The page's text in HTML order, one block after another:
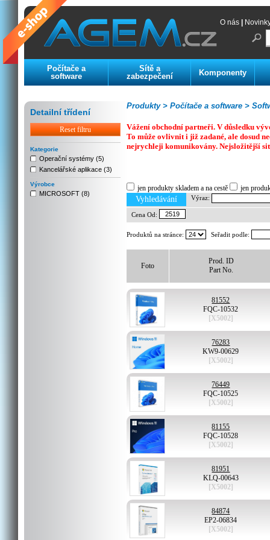
O nás
Počítače a
software
Sítě a
zabezpečení
Komponenty
Detailní třídení
Reset filtru
Kategorie
Operační systémy (5)
Kancelářské aplikace (3)
Výrobce
MICROSOFT (8)
Počítače a software >
Produkty >
Vážení obchodní partneři. V důsledku
To může ovlivnit i již zadané, ale dosud
nejrychleji komunikovány. Nejsložitější
jen produkty skladem a na cestě jen
Vyhledávání Výraz:
Cena Od:
Produktů na stránce: Seřadit podle:
Foto
Prod. ID
Part No.
81552
FQC-10532
[X5002]
76283
KW9-00629
[X5002]
76449
FQC-10525
[X5002]
81155
FQC-10528
[X5002]
81951
KLQ-00643
[X5002]
84874
EP2-06834
[X5002]